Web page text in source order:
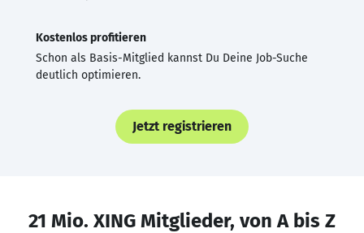
Kostenlos profitieren
Schon als Basis-Mitglied kannst Du Deine Job-Suche
deutlich optimieren.
Jetzt registrieren
21 Mio. XING Mitglieder, von A bis Z